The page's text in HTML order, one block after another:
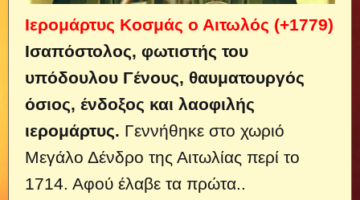
Ιερομάρτυς Κοσμάς ο Αιτωλός (+1779)
Iσαπόστολος, φωτιστής του
υπόδουλου Γένους, θαυματουργός
όσιος, ένδοξος και λαοφιλής
ιερομάρτυς. Γεννήθηκε στο χωριό
Μεγάλο Δένδρο της Αιτωλίας περί το
1714. Αφού έλαβε τα πρώτα..